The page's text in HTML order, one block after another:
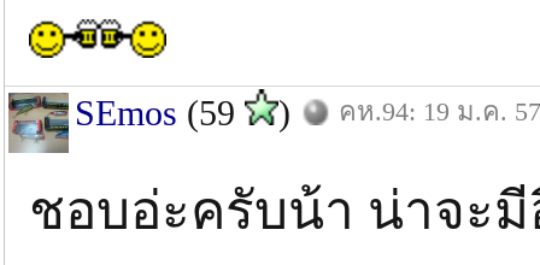
SEmos (59 ) คห.94: 19 ม.ค. 57
ชอบอ่ะครับน้า น่าจะมี